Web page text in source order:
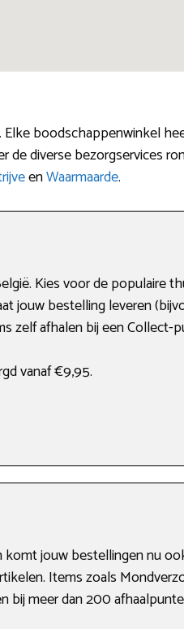
boodschappenwinkel
diverse bezorgservices
enWaarmaarde.
Kies voor de populaire
jouw bestelling leveren
zelf afhalen bij een Collect-
vanaf €9,95.
jouw bestellingen nu
Items zoals
bij meer dan 200